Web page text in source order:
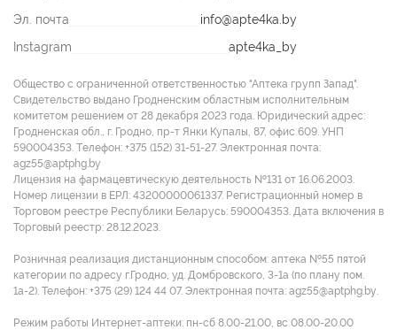
Эл. почта
info@apte4ka.by
Instagram
apte4ka_by
Общество с ограниченной ответственностью "Аптека групп Запад".
Свидетельство выдано Гродненским областным исполнительным
комитетом решением от 28 декабря 2023 года. Юридический адрес:
Гродненская обл., г. Гродно, пр-т Янки Купалы, 87, офис 609. УНП
590004353. Tелефон: +375 (152) 31-51-27. Электронная почта:
agz55@aptphg.by
Лицензия на фармацевтическую деятельность №131 от 16.06.2003.
Номер лицензии в ЕРЛ: 43200000061337. Регистрационный номер в
Торговом реестре Республики Беларусь: 590004353. Дата включения в
Торговый реестр: 28.12.2023.
Розничная реализация дистанционным способом: аптека №55 пятой
категории по адресу г.Гродно, уд. Домбровского, 3-1а (по плану пом.
1а-2). Телефон: +375 (29) 124 44 07. Электронная почта: agz55@aptphg.by.
Режим работы Интернет-аптеки: пн-сб 8.00-21.00, вс 08.00-20.00